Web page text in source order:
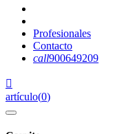
Profesionales
Contacto
call900649209

artículo(0)